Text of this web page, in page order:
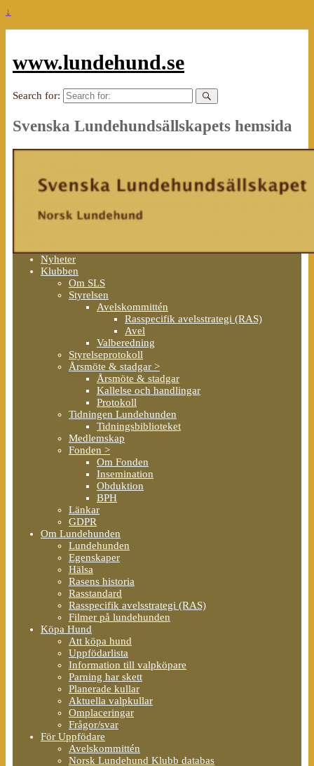
↓
www.lundehund.se
Search for:
Svenska Lundehundsällskapets hemsida
Nyheter
Klubben
Om SLS
Styrelsen
Avelskommittén
Rasspecifik avelsstrategi (RAS)
Avel
Valberedning
Styrelseprotokoll
Årsmöte & stadgar >
Årsmöte & stadgar
Kallelse och handlingar
Protokoll
Tidningen Lundehunden
Tidningsbiblioteket
Medlemskap
Fonden >
Om Fonden
Insemination
Obduktion
BPH
Länkar
GDPR
Om Lundehunden
Lundehunden
Egenskaper
Hälsa
Rasens historia
Rasstandard
Rasspecifik avelsstrategi (RAS)
Filmer på lundehunden
Köpa Hund
Att köpa hund
Uppfödarlista
Information till valpköpare
Parning har skett
Planerade kullar
Aktuella valpkullar
Omplaceringar
Frågor/svar
För Uppfödare
Avelskommittén
Norsk Lundehund Klubb databas